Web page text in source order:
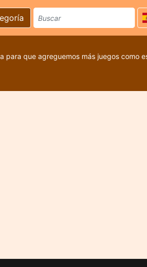
para que agreguemos más juegos como